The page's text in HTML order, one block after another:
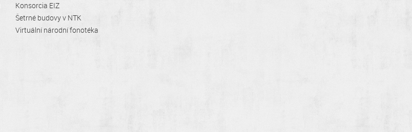
Konsorcia EIZ
Šetrné budovy v NTK
Virtuální národní fonotéka